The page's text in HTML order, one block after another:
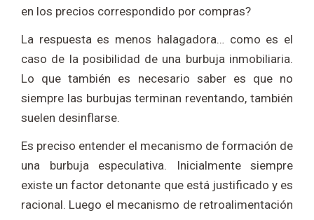
en los precios correspondido por compras?
La respuesta es menos halagadora… como es el
caso de la posibilidad de una burbuja inmobiliaria.
Lo que también es necesario saber es que no
siempre las burbujas terminan reventando, también
suelen desinflarse.
Es preciso entender el mecanismo de formación de
una burbuja especulativa. Inicialmente siempre
existe un factor detonante que está justificado y es
racional. Luego el mecanismo de retroalimentación